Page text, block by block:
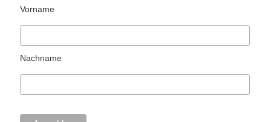
Vorname
Nachname